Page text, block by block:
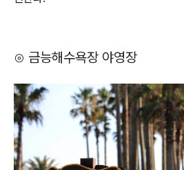
⊙ 금능해수욕장 야영장